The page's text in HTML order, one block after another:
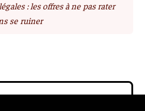
: les offres à ne pas rater
se ruiner